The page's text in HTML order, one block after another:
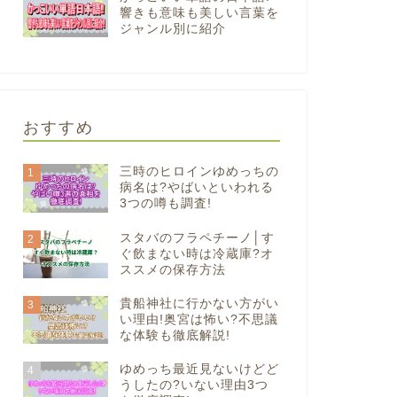
響きも意味も美しい言葉を
ジャンル別に紹介
おすすめ
1
三時のヒロインゆめっちの
病名は?やばいといわれる
3つの噂も調査!
2
スタバのフラペチーノ│す
ぐ飲まない時は冷蔵庫?オ
ススメの保存方法
3
貴船神社に行かない方がい
い理由!奥宮は怖い?不思議
な体験も徹底解説!
4
ゆめっち最近見ないけどど
うしたの?いない理由3つ